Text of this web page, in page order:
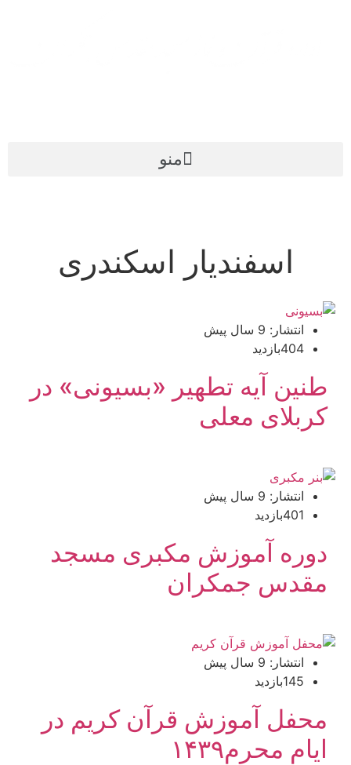
منو
اسفندیار اسکندری
انتشار: 9 سال پیش
404بازدید
طنین آیه تطهیر «بسیونی» در
کربلای معلی
انتشار: 9 سال پیش
401بازدید
دوره آموزش مکبری مسجد
مقدس جمکران
انتشار: 9 سال پیش
145بازدید
محفل آموزش قرآن کریم در
ایام محرم۱۴۳۹